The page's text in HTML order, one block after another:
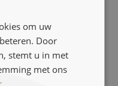
om uw
Door
stemt u in met
met ons